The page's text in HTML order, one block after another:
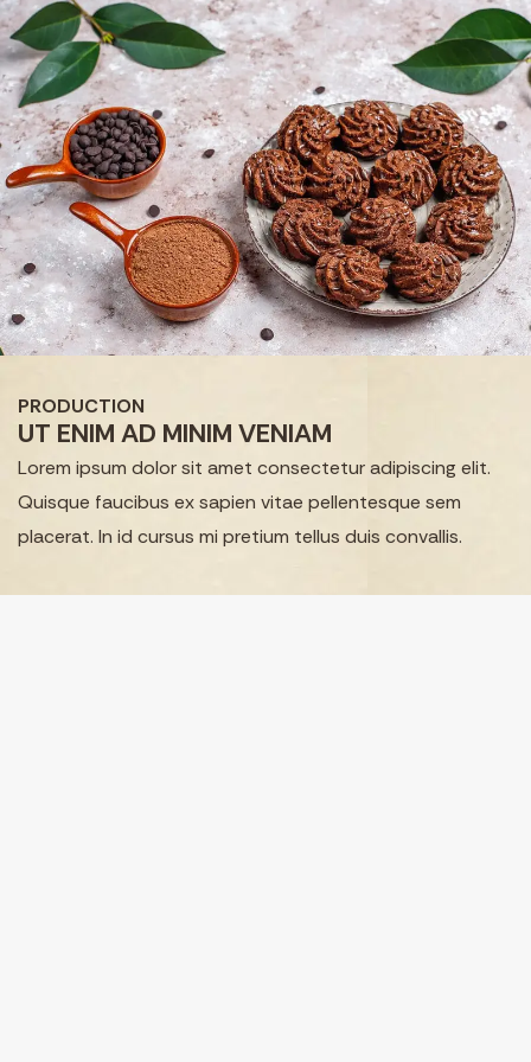
PRODUCTION
UT ENIM AD MINIM VENIAM
Lorem ipsum dolor sit amet consectetur adipiscing elit.
Quisque faucibus ex sapien vitae pellentesque sem
placerat. In id cursus mi pretium tellus duis convallis.